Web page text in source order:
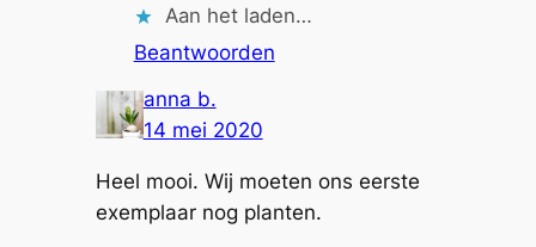
Aan het laden…
Beantwoorden
anna b.
14 mei 2020
Heel mooi. Wij moeten ons eerste
exemplaar nog planten.